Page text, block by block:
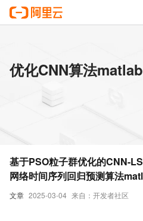
优化CNN算法
文章 2025-03-04 来自：开发者社区
基于PSO粒子群优化的CNN-
网络时间序列回归预测算法